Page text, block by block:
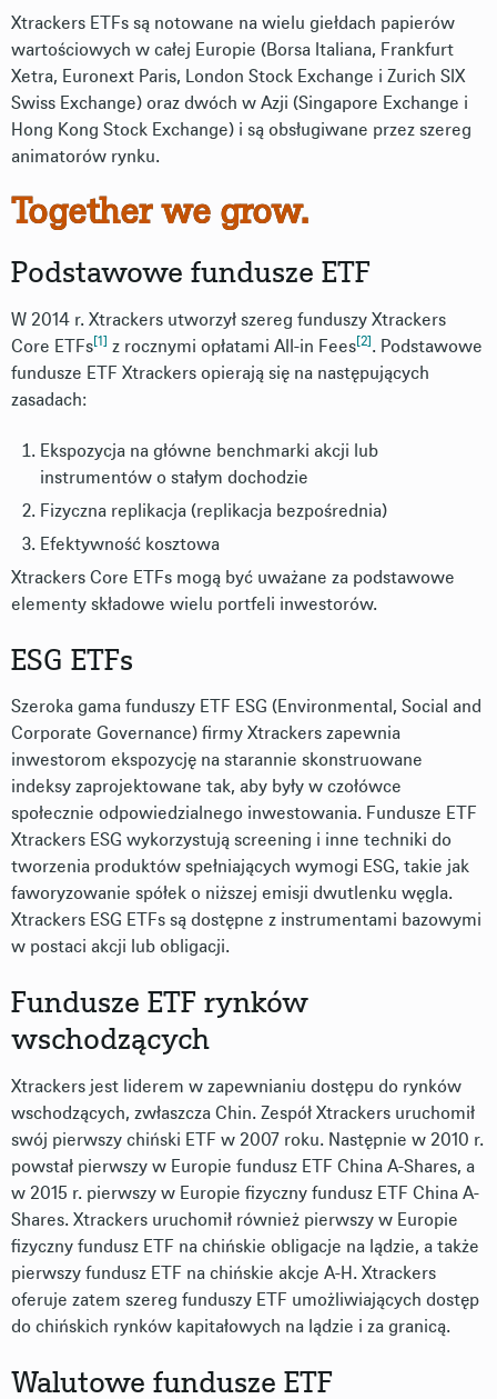
Xtrackers ETFs są notowane na wielu giełdach papierów
wartościowych w całej Europie (Borsa Italiana, Frankfurt
Xetra, Euronext Paris, London Stock Exchange i Zurich SIX
Swiss Exchange) oraz dwóch w Azji (Singapore Exchange i
Hong Kong Stock Exchange) i są obsługiwane przez szereg
animatorów rynku.
Together we grow.
Podstawowe fundusze ETF
W 2014 r. Xtrackers utworzył szereg funduszy Xtrackers
Core ETFs[1] z rocznymi opłatami All-in Fees[2] . Podstawowe
fundusze ETF Xtrackers opierają się na następujących
zasadach:
Ekspozycja na główne benchmarki akcji lub
instrumentów o stałym dochodzie
Fizyczna replikacja (replikacja bezpośrednia)
Efektywność kosztowa
Xtrackers Core ETFs mogą być uważane za podstawowe
elementy składowe wielu portfeli inwestorów.
ESG ETFs
Szeroka gama funduszy ETF ESG (Environmental, Social and
Corporate Governance) firmy Xtrackers zapewnia
inwestorom ekspozycję na starannie skonstruowane
indeksy zaprojektowane tak, aby były w czołówce
społecznie odpowiedzialnego inwestowania. Fundusze ETF
Xtrackers ESG wykorzystują screening i inne techniki do
tworzenia produktów spełniających wymogi ESG, takie jak
faworyzowanie spółek o niższej emisji dwutlenku węgla.
Xtrackers ESG ETFs są dostępne z instrumentami bazowymi
w postaci akcji lub obligacji.
Fundusze ETF rynków
wschodzących
Xtrackers jest liderem w zapewnianiu dostępu do rynków
wschodzących, zwłaszcza Chin. Zespół Xtrackers uruchomił
swój pierwszy chiński ETF w 2007 roku. Następnie w 2010 r.
powstał pierwszy w Europie fundusz ETF China A-Shares, a
w 2015 r. pierwszy w Europie fizyczny fundusz ETF China A-
Shares. Xtrackers uruchomił również pierwszy w Europie
fizyczny fundusz ETF na chińskie obligacje na lądzie, a także
pierwszy fundusz ETF na chińskie akcje A-H. Xtrackers
oferuje zatem szereg funduszy ETF umożliwiających dostęp
do chińskich rynków kapitałowych na lądzie i za granicą.
Walutowe fundusze ETF